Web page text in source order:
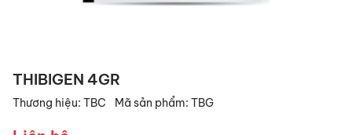
THIBIGEN 4GR
Thương hiệu: TBC Mã sản phẩm: TBG